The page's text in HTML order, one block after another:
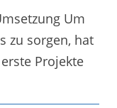
Um
zu sorgen, hat
Projekte